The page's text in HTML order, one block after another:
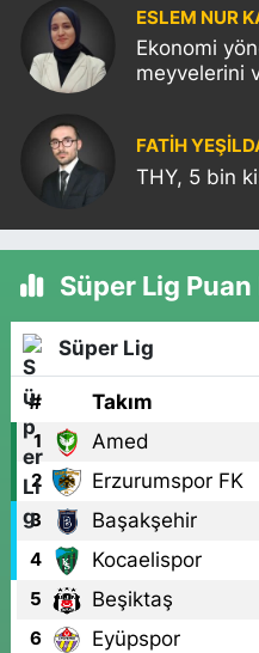
ESLEM NUR
Ekonomi
meyvelerini
FATIH
THY, 5 bin
Süper Lig
Süper Lig
# Takım
1 Amed
2 Erzurumspor FK
3 Başakşehir
4 Kocaelispor
5 Beşiktaş
6 Eyüpspor